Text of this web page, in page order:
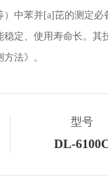
）中苯并[a]芘的测定
定、使用寿命长。其
法》。
型号
DL-